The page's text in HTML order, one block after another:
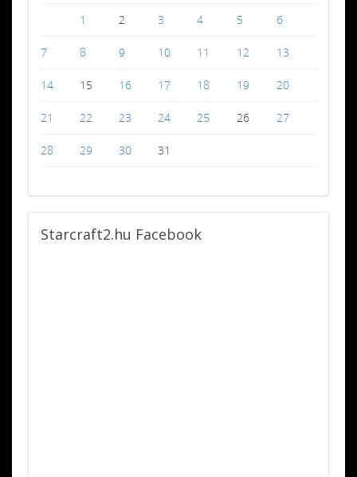
1
2 3 4 5 6
7 8 9 10 11 12 13
14 15 16 17 18 19 20
21 22 23 24 25 26 27
28 29 30 31
Starcraft2.hu Facebook